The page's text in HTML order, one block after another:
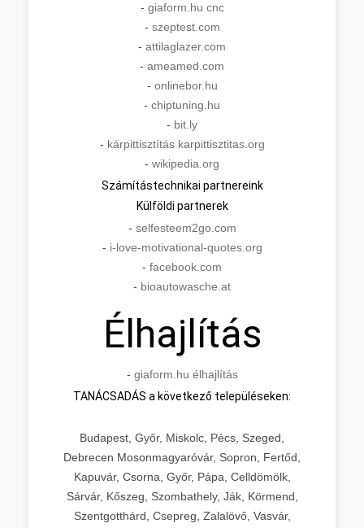
- giaform.hu cnc
- szeptest.com
- attilaglazer.com
- ameamed.com
- onlinebor.hu
- chiptuning.hu
- bit.ly
- kárpittisztítás karpittisztitas.org
- wikipedia.org
Számítástechnikai partnereink
Külföldi partnerek
- selfesteem2go.com
- i-love-motivational-quotes.org
- facebook.com
- bioautowasche.at
Élhajlítás
- giaform.hu élhajlítás
TANÁCSADÁS a következő településeken:
Budapest, Győr, Miskolc, Pécs, Szeged,
Debrecen Mosonmagyaróvár, Sopron, Fertőd,
Kapuvár, Csorna, Győr, Pápa, Celldömölk,
Sárvár, Kőszeg, Szombathely, Ják, Körmend,
Szentgotthárd, Csepreg, Zalalövő, Vasvár,